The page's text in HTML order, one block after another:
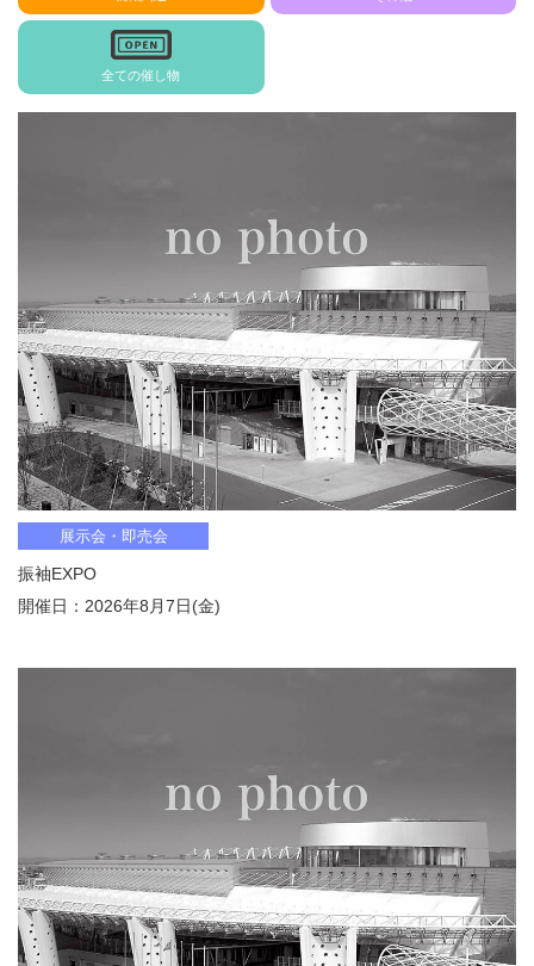
全ての催し物
展示会・即売会
振袖EXPO
開催日：2026年8月7日(金)